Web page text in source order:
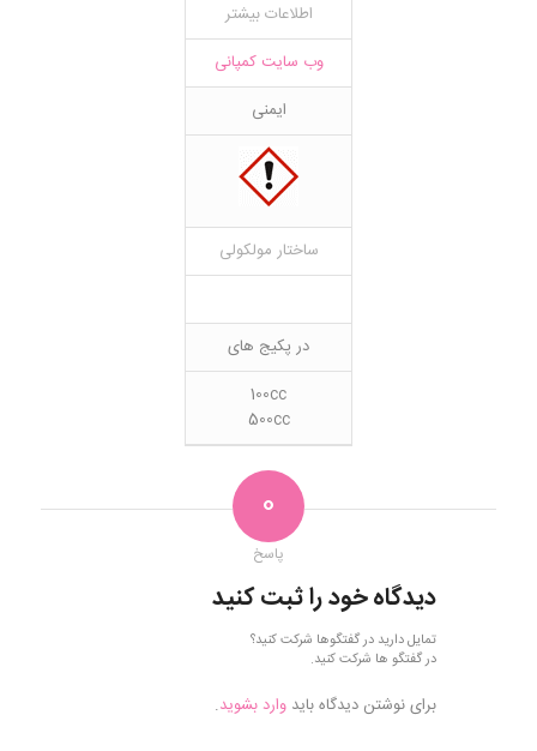
اطلاعات بیشتر
وب سایت کمپانی
ایمنی
ساختار مولکولی
در پکیج های
100cc
500cc
0
پاسخ
دیدگاه خود را ثبت کنید
تمایل دارید در گفتگوها شرکت کنید؟
در گفتگو ها شرکت کنید.
برای نوشتن دیدگاه باید وارد بشوید.